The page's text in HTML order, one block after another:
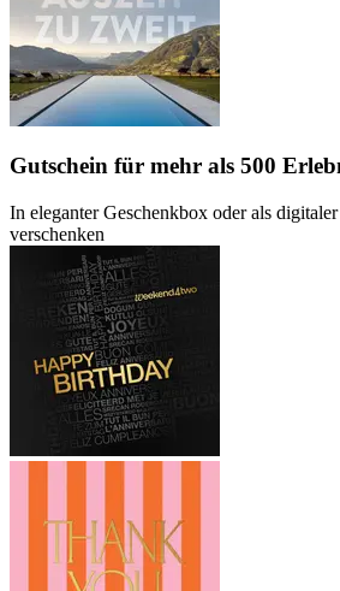
Gutschein für mehr als 500
In eleganter Geschenkbox oder als
verschenken